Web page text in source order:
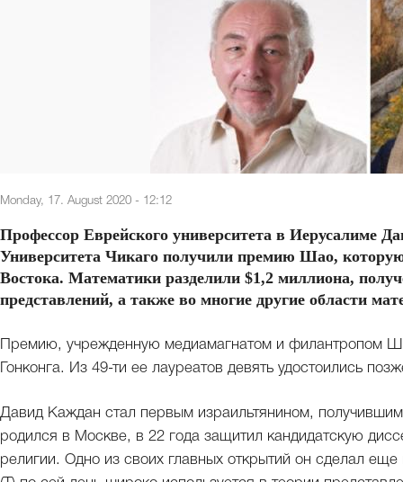
Monday, 17. August 2020 - 12:12
Профессор Еврейского университета в Иерусалиме
Университета Чикаго получили премию Шао,
Востока. Математики разделили $1,2 миллиона,
представлений, а также во многие другие области
Премию, учрежденную медиамагнатом и филантропом
Гонконга. Из 49-ти ее лауреатов девять удостоились
Давид Каждан стал первым израильтянином,
родился в Москве, в 22 года защитил кандидатскую
религии. Одно из своих главных открытий он сделал